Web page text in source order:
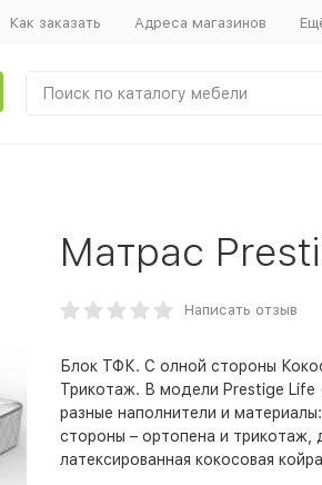
Как заказать Адреса магазинов
Матрас
Написать отзыв
Блок ТФК. С олной стороны
Трикотаж. В модели Prestige Life
разные наполнители и
стороны – ортопена и трикотаж,
латексированная кокосовая